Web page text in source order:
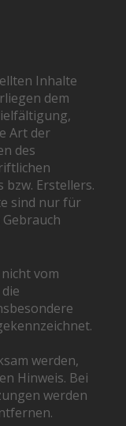
Inhalte
dem
Art der
des
Erstellers.
sind nur für
vom
werden,
Hinweis. Bei
werden